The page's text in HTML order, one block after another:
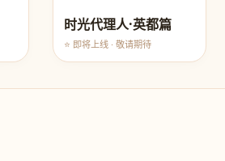
时光代理人·英都篇
⭐ 即将上线 · 敬请期待